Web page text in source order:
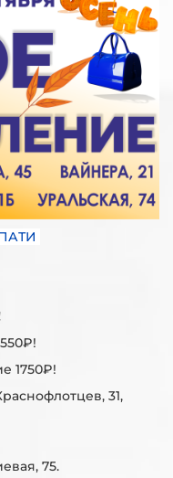
1750₽!
31,
75.